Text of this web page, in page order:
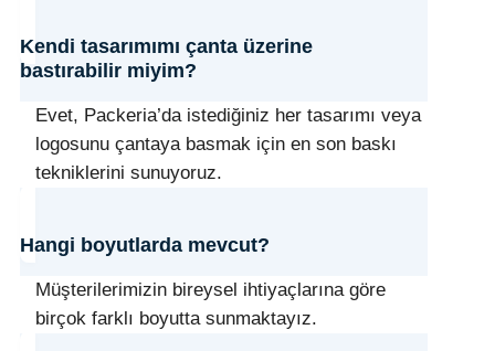
Kendi tasarımımı çanta üzerine
bastırabilir miyim?
Evet, Packeria’da istediğiniz her tasarımı veya
logosunu çantaya basmak için en son baskı
tekniklerini sunuyoruz.
Hangi boyutlarda mevcut?
Müşterilerimizin bireysel ihtiyaçlarına göre
birçok farklı boyutta sunmaktayız.